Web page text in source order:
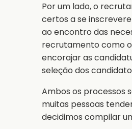
Por um lado, o
certos a se
ao encontro das
recrutamento como
encorajar as
seleção dos
Ambos os processos
muitas pessoas
decidimos compilar